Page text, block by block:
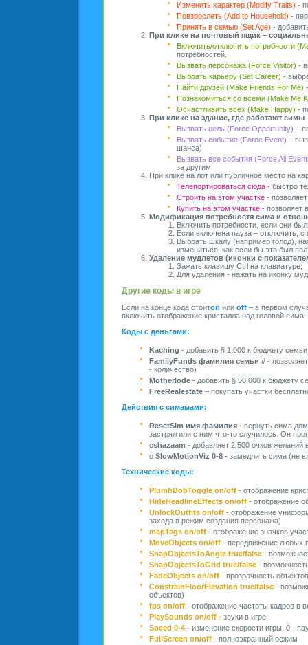
Изменить характер (Modify Traits) -
Повзрослеть (Add to Household) -
Принять в семью (Set Age) -
При клике на почтовый ящик –
Включить/отключить потребности
потребностей.
Вызвать персонажа (Force Visitor) -
Выбрать карьеру (Set Career) -
Найти друзей (Make Friends For Me)
Познакомиться со всеми (Make Me
Осчастливить всех (Make Happy) -
При клике на здание, где работают симы
Вызвать цель (Force Opportunity) –
Вызвать событие (Force Event) –
шанса)
Вызвать все события (Force All
за другим
При клике на лот или публичное место на
Телепортироваться сюда - быстро
Строить на этом участке -
Купить на этом участке - позволяет
Модификация потребностя сима и
Включить потребности, если они
Если включена пауза – отключить, с
Выбрать шкалу (например голод),
измениться, как если бы это был
Удаление мудлетов (иконки с
Зажать клавишу Ctrl на клавиатуре;
Для удаления - нажать на иконку
Другие коды в игре
Если на конце кода стоитon или off – в первом
включить отображение кристалла над головой
Коды с деньгами:
Kaching - добавить § 1.000 к бюджету семьи
FamilyFunds фамилия семьи # -
- количество)
Motherlode - добавить § 50.000 к бюджету
FreeRealestate – покупать участки
Действия с симамами:
ResetSim имя фамилия - вернуть сима
застрял или с ним что-то случилось. Он
oshazaam - добавляет 2,500 очков
o SlowMotionViz 0-8 - замедлить сима (не
Технические коды:
PlumbBobToggle on/off - отображение
HideHeadlineEffects on/off - отображение
UnlockOutfits on/off - отображение
захода в режим создания персонажа)
mapTags on/off - отображение значков
MoveObjects on/off - передвижение любых
SnapObjectsToAngle true/false -
SnapObjectsToGrid true/false -
FadeObjects on/off - прозрачность
СonstrainFloorElevation true/false -
объектов)
fps on/off - отображение частоты кадров в
PlaySounds on/off - звуки в игре
Speed 0-4 - изменение скорости игры. 0 -
FullScreen on/off - полноэкранный режим